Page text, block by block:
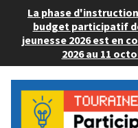
La phase
budget participatif
jeunesse 2026 est en
2026 au 11